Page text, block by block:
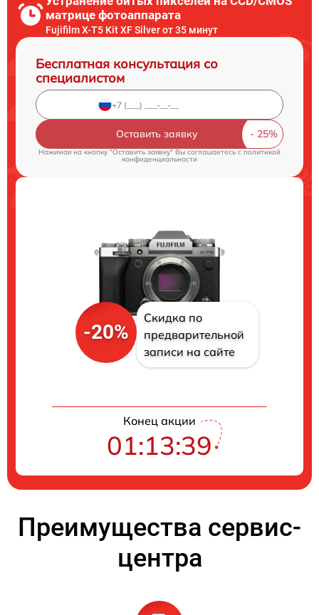
матрице фотоаппарата
Fujifilm X-T5 Kit XF Silver от 35 минут
Бесплатная консультация со
специалистом
Оставить заявку
Нажимая на кнопку "Оставить заявку" Вы соглашаетесь c политикой
конфиденциальности
-20%
Скидка по
предварительной
записи на сайте
Конец акции
01:13:38
Преимущества сервис-
центра